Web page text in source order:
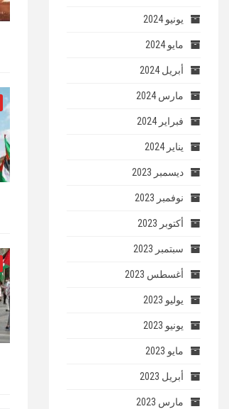
يونيو 2024
مايو 2024
أبريل 2024
مارس 2024
فبراير 2024
يناير 2024
ديسمبر 2023
نوفمبر 2023
أكتوبر 2023
سبتمبر 2023
أغسطس 2023
يوليو 2023
يونيو 2023
مايو 2023
أبريل 2023
مارس 2023